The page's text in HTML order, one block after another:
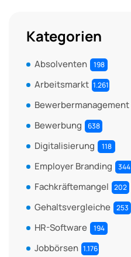
Kategorien
Absolventen 198
Arbeitsmarkt 1.261
Bewerbermanagement
Bewerbung 638
Digitalisierung 118
Employer Branding 344
Fachkräftemangel 202
Gehaltsvergleiche 253
HR-Software 194
Jobbörsen 1.176